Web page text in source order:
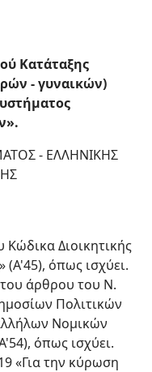
Κατάταξης
- γυναικών)
- ΕΛΛΗΝΙΚΗΣ
Διοικητικής
(Α'45), όπως ισχύει.
άρθρου του Ν.
Πολιτικών
Νομικών
όπως ισχύει.
«Για την κύρωση